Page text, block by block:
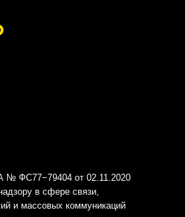
№ ФС77−79404 от 02.11.2020
в сфере связи,
и массовых коммуникаций